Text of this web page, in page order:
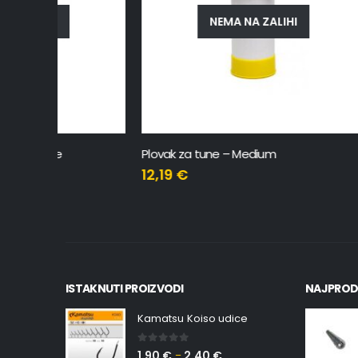
NEMA NA ZALIHI
Plovak za tune – Medium Toprock
ISTAKNUTI PROIZVODI
Kamatsu Koiso udice
0 out of 5
–